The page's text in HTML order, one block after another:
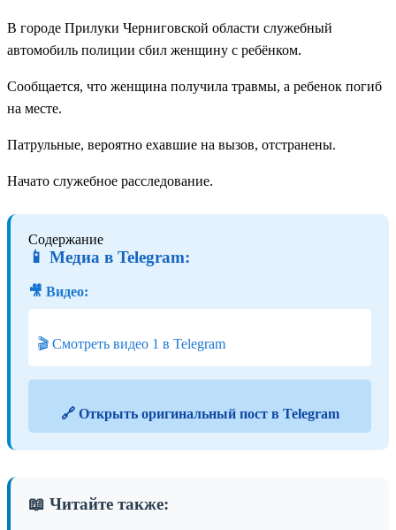
В городе Прилуки Черниговской области служебный
автомобиль полиции сбил женщину с ребёнком.
Сообщается, что женщина получила травмы, а ребенок погиб
на месте.
Патрульные, вероятно ехавшие на вызов, отстранены.
Начато служебное расследование.
Содержание
📱 Медиа в Telegram:
🎥 Видео:
🎬 Смотреть видео 1 в Telegram
🔗 Открыть оригинальный пост в Telegram
📖 Читайте также: